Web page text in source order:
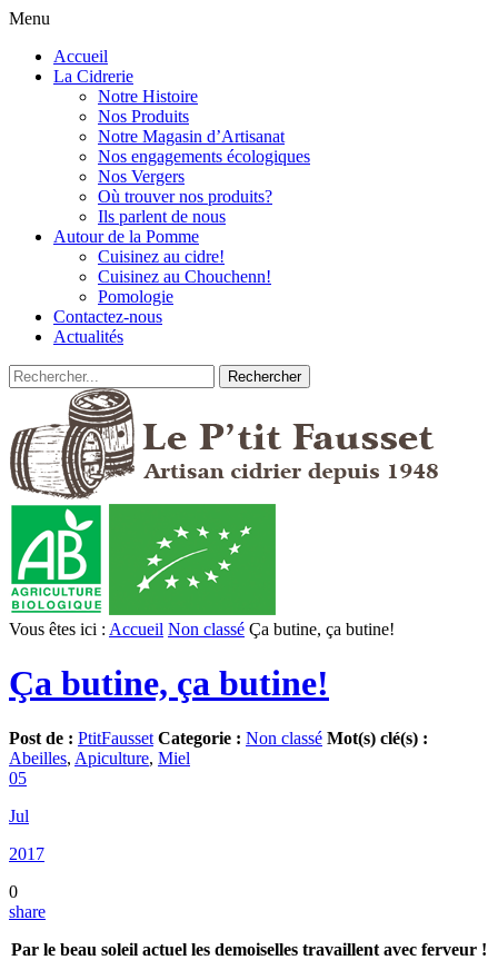
Menu
Accueil
La Cidrerie
Notre Histoire
Nos Produits
Notre Magasin d’Artisanat
Nos engagements écologiques
Nos Vergers
Où trouver nos produits?
Ils parlent de nous
Autour de la Pomme
Cuisinez au cidre!
Cuisinez au Chouchenn!
Pomologie
Contactez-nous
Actualités
Vous êtes ici : Accueil Non classé Ça butine, ça butine!
Ça butine, ça butine!
Post de : PtitFausset Categorie : Non classé Mot(s) clé(s) :
Abeilles, Apiculture, Miel
05
Jul
2017
0
share
Par le beau soleil actuel les demoiselles travaillent avec ferveur !